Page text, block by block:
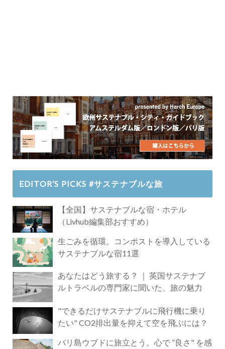
EDITOR’S PICKS #サステナブルな旅
【全国】サステナブルな宿・ホテル
（Livhub編集部おすすめ）
生ごみを循環。コンポストを導入している
サステナブルな宿11選
あなたはどう旅する？ ｜ 英国サステナブ
ルトラベルの専門家に聞いた、旅の魅力
"できるだけサステナブルに飛行機に乗り
たい" CO2排出量を抑えて空を飛ぶには？
バリ島ウブドに旅立とう。心で ”良さ" を感